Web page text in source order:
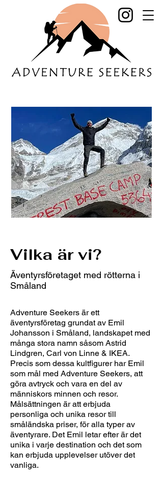
Vilka är vi?
Äventyrsföretaget med rötterna i
Småland
Adventure Seekers är ett
äventyrsföretag grundat av Emil
Johansson i Småland, landskapet med
många stora namn såsom Astrid
Lindgren, Carl von Linne & IKEA.
Precis som dessa kultfigurer har Emil
som mål med Adventure Seekers, att
göra avtryck och vara en del av
människors minnen och resor.
Målsättningen är att erbjuda
personliga och unika resor till
småländska priser, för alla typer av
äventyrare. Det Emil letar efter är det
unika i varje destination och det som
kan erbjuda upplevelser utöver det
vanliga.